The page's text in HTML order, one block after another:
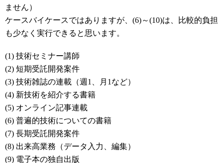
ません）
ケースバイケースではありますが、(6)～(10)は、比較的負担
も少なく実行できると思います。
(1) 技術セミナー講師
(2) 短期受託開発案件
(3) 技術雑誌の連載（週1、月1など）
(4) 新技術を紹介する書籍
(5) オンライン記事連載
(6) 普遍的技術についての書籍
(7) 長期受託開発案件
(8) 出来高業務（データ入力、編集）
(9) 電子本の独自出版